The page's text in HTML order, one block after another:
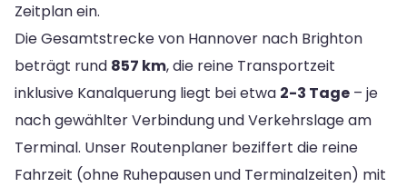
Zeitplan ein.
Die Gesamtstrecke von Hannover nach Brighton
beträgt rund 857 km, die reine Transportzeit
inklusive Kanalquerung liegt bei etwa 2-3 Tage – je
nach gewählter Verbindung und Verkehrslage am
Terminal. Unser Routenplaner beziffert die reine
Fahrzeit (ohne Ruhepausen und Terminalzeiten) mit